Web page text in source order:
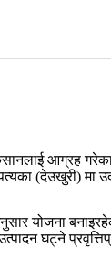
आग्रह
(देउखुरी)
योजना
घट्ने